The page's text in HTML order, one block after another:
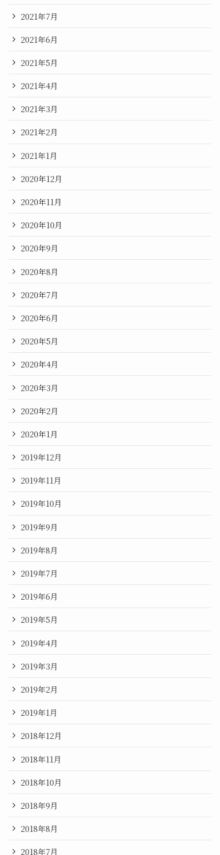
2021年7月
2021年6月
2021年5月
2021年4月
2021年3月
2021年2月
2021年1月
2020年12月
2020年11月
2020年10月
2020年9月
2020年8月
2020年7月
2020年6月
2020年5月
2020年4月
2020年3月
2020年2月
2020年1月
2019年12月
2019年11月
2019年10月
2019年9月
2019年8月
2019年7月
2019年6月
2019年5月
2019年4月
2019年3月
2019年2月
2019年1月
2018年12月
2018年11月
2018年10月
2018年9月
2018年8月
2018年7月